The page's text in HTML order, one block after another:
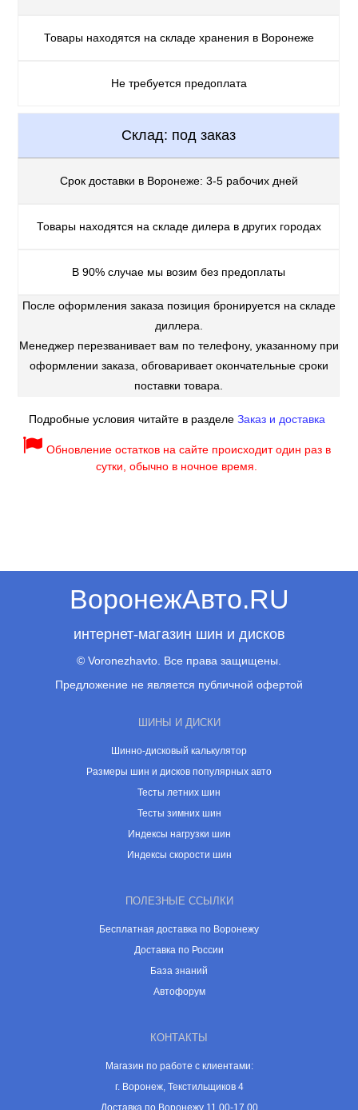
Товары находятся на складе хранения в Воронеже
Не требуется предоплата
Склад: под заказ
Срок доставки в Воронеже: 3-5 рабочих дней
Товары находятся на складе дилера в других городах
В 90% случае мы возим без предоплаты
После оформления заказа позиция бронируется на складе
диллера.
Менеджер перезванивает вам по телефону, указанному при
оформлении заказа, обговаривает окончательные сроки
поставки товара.
Подробные условия читайте в разделе Заказ и доставка
Обновление остатков на сайте происходит один раз в
сутки, обычно в ночное время.
ВоронежАвто.RU
интернет-магазин шин и дисков
© Voronezhavto. Все права защищены.
Предложение не является публичной офертой
ШИНЫ И ДИСКИ
Шинно-дисковый калькулятор
Размеры шин и дисков популярных авто
Тесты летних шин
Тесты зимних шин
Индексы нагрузки шин
Индексы скорости шин
ПОЛЕЗНЫЕ ССЫЛКИ
Бесплатная доставка по Воронежу
Доставка по России
База знаний
Автофорум
КОНТАКТЫ
Магазин по работе с клиентами:
г. Воронеж, Текстильщиков 4
Доставка по Воронежу 11.00-17.00